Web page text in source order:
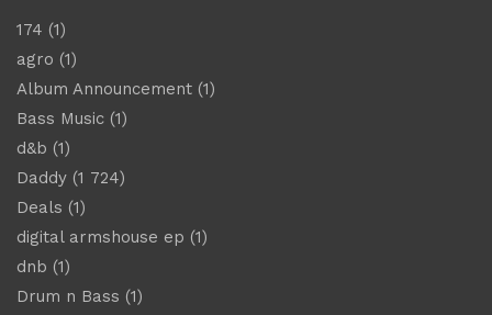
174 (1)
agro (1)
Album Announcement (1)
Bass Music (1)
d&b (1)
Daddy (1 724)
Deals (1)
digital armshouse ep (1)
dnb (1)
Drum n Bass (1)